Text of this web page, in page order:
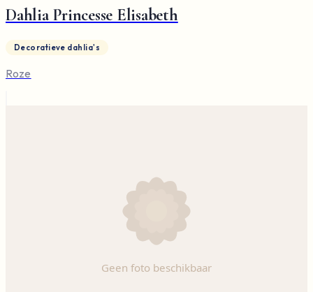
Dahlia Princesse Elisabeth
Decoratieve dahlia's
Roze